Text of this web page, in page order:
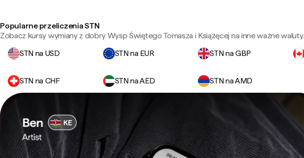
Popularne przeliczenia STN
Zobacz kursy wymiany z dobry Wysp Świętego Tomasza i Książęcej na inne ważne waluty.
STN na USD
STN na EUR STN na GBP
STN na CHF STN na AED STN na AMD